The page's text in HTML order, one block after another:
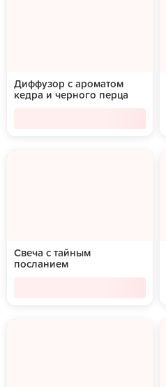
Диффузор с ароматом
кедра и черного перца
Свеча с тайным
посланием